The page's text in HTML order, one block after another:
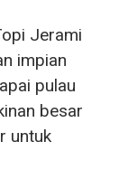
Jerami
impian
pulau
besar
untuk